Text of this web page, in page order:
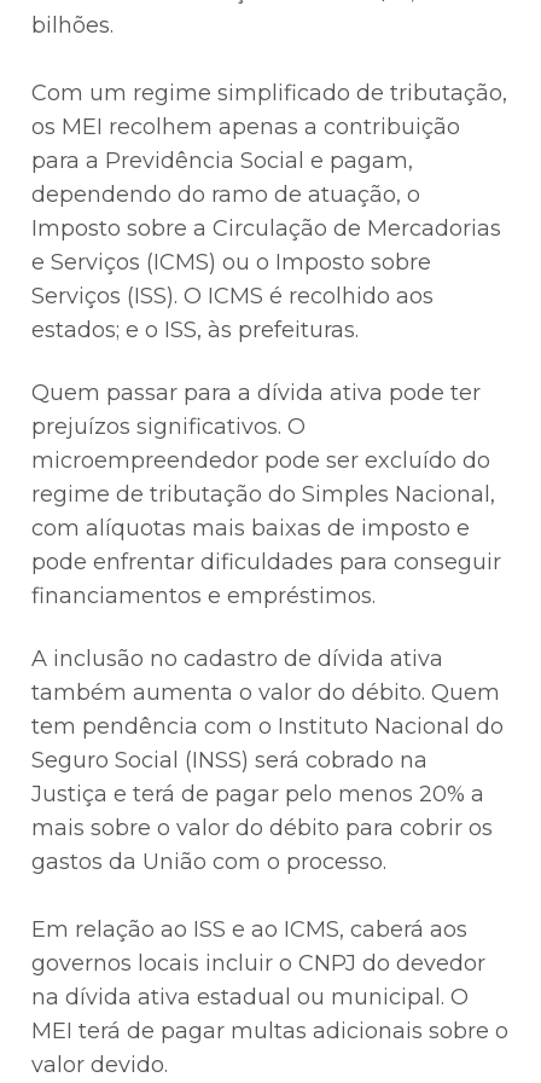
bilhões.
Com um regime simplificado de tributação,
os MEI recolhem apenas a contribuição
para a Previdência Social e pagam,
dependendo do ramo de atuação, o
Imposto sobre a Circulação de Mercadorias
e Serviços (ICMS) ou o Imposto sobre
Serviços (ISS). O ICMS é recolhido aos
estados; e o ISS, às prefeituras.
Quem passar para a dívida ativa pode ter
prejuízos significativos. O
microempreendedor pode ser excluído do
regime de tributação do Simples Nacional,
com alíquotas mais baixas de imposto e
pode enfrentar dificuldades para conseguir
financiamentos e empréstimos.
A inclusão no cadastro de dívida ativa
também aumenta o valor do débito. Quem
tem pendência com o Instituto Nacional do
Seguro Social (INSS) será cobrado na
Justiça e terá de pagar pelo menos 20% a
mais sobre o valor do débito para cobrir os
gastos da União com o processo.
Em relação ao ISS e ao ICMS, caberá aos
governos locais incluir o CNPJ do devedor
na dívida ativa estadual ou municipal. O
MEI terá de pagar multas adicionais sobre o
valor devido.